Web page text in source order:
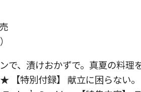
で、漬けおかずで。真夏の料理
【特別付録】 献立に困らない。